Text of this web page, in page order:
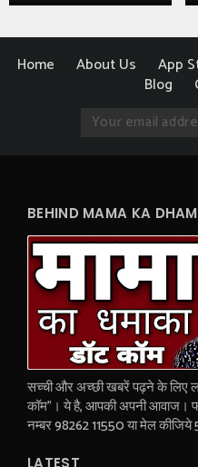
Home About Us App
Blog
BEHIND MAMA KA
सच्ची और अच्छी खबरें पढ़ने के लिए
कॉम"। ये है, आपकी अपनी आवाज।
नम्बर 98262 11550 या मेल